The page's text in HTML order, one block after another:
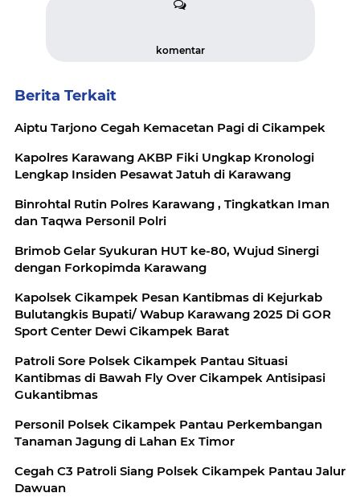
komentar
Berita Terkait
Aiptu Tarjono Cegah Kemacetan Pagi di Cikampek
Kapolres Karawang AKBP Fiki Ungkap Kronologi
Lengkap Insiden Pesawat Jatuh di Karawang
Binrohtal Rutin Polres Karawang , Tingkatkan Iman
dan Taqwa Personil Polri
Brimob Gelar Syukuran HUT ke-80, Wujud Sinergi
dengan Forkopimda Karawang
Kapolsek Cikampek Pesan Kantibmas di Kejurkab
Bulutangkis Bupati/ Wabup Karawang 2025 Di GOR
Sport Center Dewi Cikampek Barat
Patroli Sore Polsek Cikampek Pantau Situasi
Kantibmas di Bawah Fly Over Cikampek Antisipasi
Gukantibmas
Personil Polsek Cikampek Pantau Perkembangan
Tanaman Jagung di Lahan Ex Timor
Cegah C3 Patroli Siang Polsek Cikampek Pantau Jalur
Dawuan